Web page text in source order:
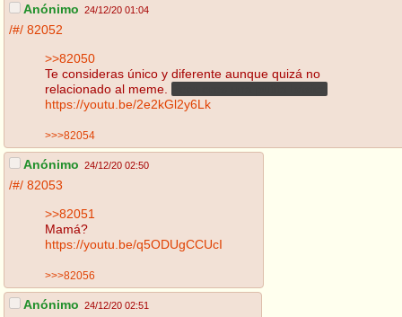
Anónimo 24/12/20 01:04
/#/ 82052
>>82050
Te consideras único y diferente aunque quizá no
relacionado al meme.
https://youtu.be/2e2kGl2y6Lk
>>>82054
Anónimo 24/12/20 02:50
/#/ 82053
>>82051
Mamá?
https://youtu.be/q5ODUgCCUcI
>>>82056
Anónimo 24/12/20 02:51